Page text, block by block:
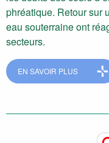
phréatique. Retour sur
eau souterraine ont
secteurs.
EN SAVOIR PLUS